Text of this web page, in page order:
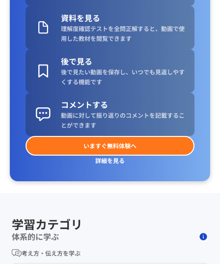
資料を見る
理解度確認テストを全問正解すると、動画で使
用した教材を閲覧できます
後で見る
後で見たい動画を保存し、いつでも見返しやす
くする機能です
コメントする
動画に対して振り返りのコメントを記載するこ
とができます
いますぐ無料体験へ
詳細を見る
学習カテゴリ
体系的に学ぶ
考え方・伝え方を学ぶ